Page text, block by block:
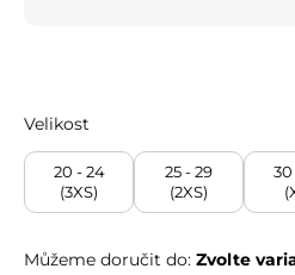
Velikost
20 - 24
(3XS)
25 - 29
(2XS)
30
Můžeme doručit do: Zvolte